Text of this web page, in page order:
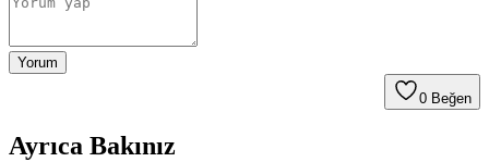
Yorum
0 Beğen
Ayrıca Bakınız